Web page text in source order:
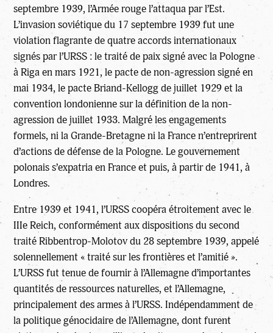
septembre 1939, l’Armée rouge l’attaqua par l’Est.
L’invasion soviétique du 17 septembre 1939 fut une
violation flagrante de quatre accords internationaux
signés par l’URSS : le traité de paix signé avec la Pologne
à Riga en mars 1921, le pacte de non-agression signé en
mai 1934, le pacte Briand-Kellogg de juillet 1929 et la
convention londonienne sur la définition de la non-
agression de juillet 1933. Malgré les engagements
formels, ni la Grande-Bretagne ni la France n’entreprirent
d’actions de défense de la Pologne. Le gouvernement
polonais s’expatria en France et puis, à partir de 1941, à
Londres.
Entre 1939 et 1941, l’URSS coopéra étroitement avec le
IIIe Reich, conformément aux dispositions du second
traité Ribbentrop-Molotov du 28 septembre 1939, appelé
solennellement « traité sur les frontières et l’amitié ».
L’URSS fut tenue de fournir à l’Allemagne d’importantes
quantités de ressources naturelles, et l’Allemagne,
principalement des armes à l’URSS. Indépendamment de
la politique génocidaire de l’Allemagne, dont furent